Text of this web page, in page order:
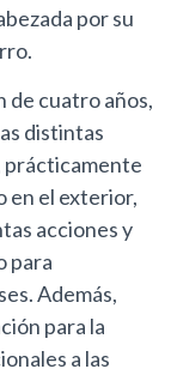
por su
de cuatro años,
distintas
prácticamente
en el exterior,
acciones y
para
Además,
para la
a las